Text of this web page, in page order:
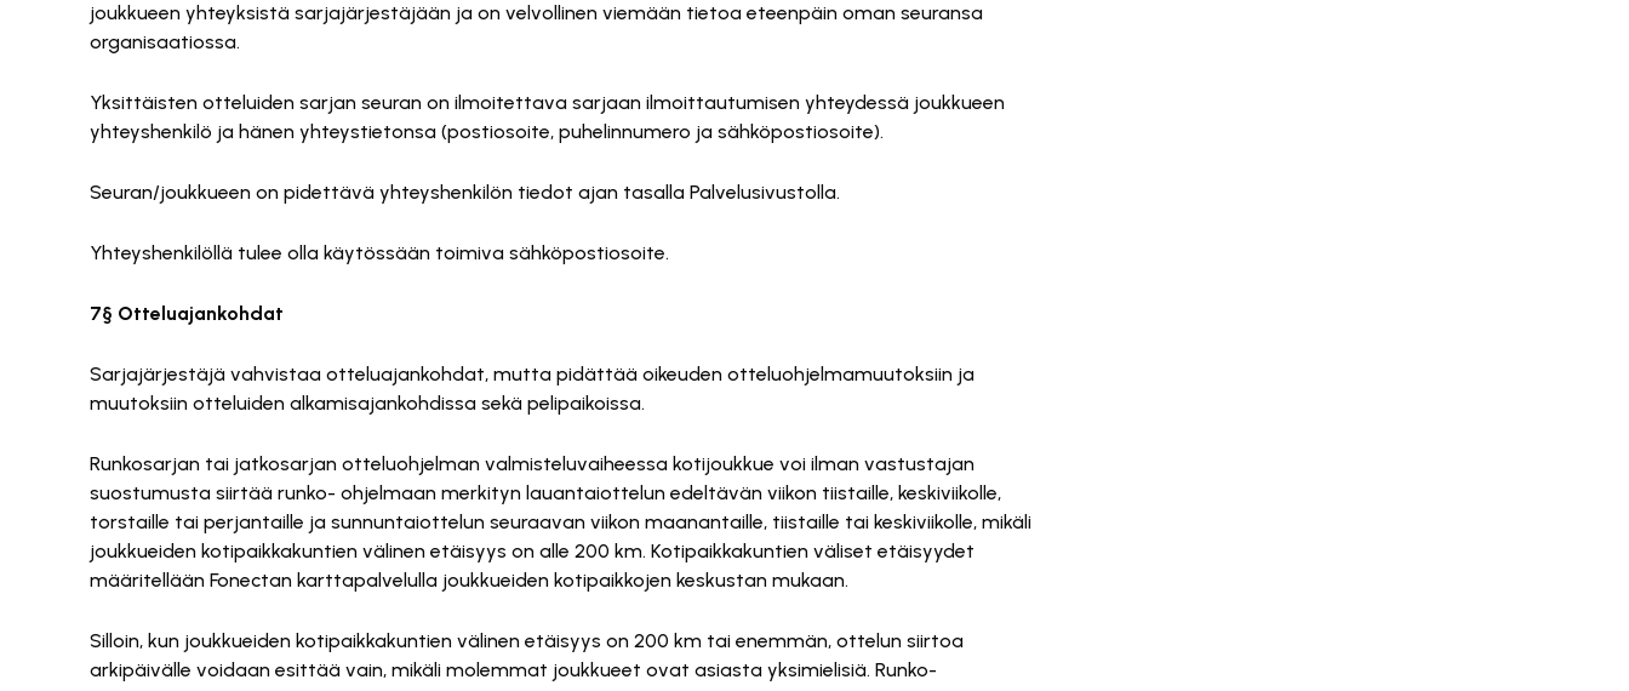
joukkueen yhteyksistä sarjajärjestäjään ja on velvollinen viemään tietoa eteenpäin oman seuransa
organisaatiossa.
Yksittäisten otteluiden sarjan seuran on ilmoitettava sarjaan ilmoittautumisen yhteydessä joukkueen
yhteyshenkilö ja hänen yhteystietonsa (postiosoite, puhelinnumero ja sähköpostiosoite).
Seuran/joukkueen on pidettävä yhteyshenkilön tiedot ajan tasalla Palvelusivustolla.
Yhteyshenkilöllä tulee olla käytössään toimiva sähköpostiosoite.
7§ Otteluajankohdat
Sarjajärjestäjä vahvistaa otteluajankohdat, mutta pidättää oikeuden otteluohjelmamuutoksiin ja
muutoksiin otteluiden alkamisajankohdissa sekä pelipaikoissa.
Runkosarjan tai jatkosarjan otteluohjelman valmisteluvaiheessa kotijoukkue voi ilman vastustajan
suostumusta siirtää runko- ohjelmaan merkityn lauantaiottelun edeltävän viikon tiistaille, keskiviikolle,
torstaille tai perjantaille ja sunnuntaiottelun seuraavan viikon maanantaille, tiistaille tai keskiviikolle, mikäli
joukkueiden kotipaikkakuntien välinen etäisyys on alle 200 km. Kotipaikkakuntien väliset etäisyydet
määritellään Fonectan karttapalvelulla joukkueiden kotipaikkojen keskustan mukaan.
Silloin, kun joukkueiden kotipaikkakuntien välinen etäisyys on 200 km tai enemmän, ottelun siirtoa
arkipäivälle voidaan esittää vain, mikäli molemmat joukkueet ovat asiasta yksimielisiä. Runko-